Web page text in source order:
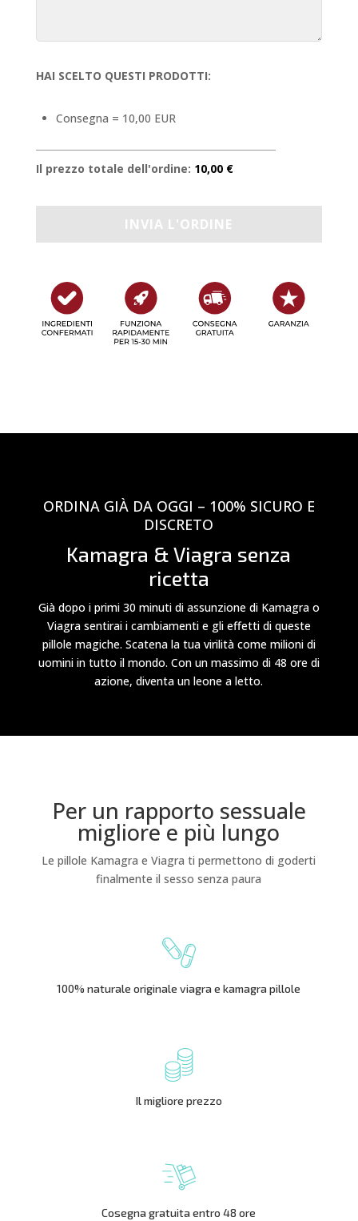
HAI SCELTO QUESTI PRODOTTI:
Consegna = 10,00 EUR
Il prezzo totale dell'ordine: 10,00 €
ORDINA GIÀ DA OGGI – 100% SICURO E
DISCRETO
Kamagra & Viagra senza
ricetta
Già dopo i primi 30 minuti di assunzione di Kamagra o
Viagra sentirai i cambiamenti e gli effetti di queste
pillole magiche. Scatena la tua virilità come milioni di
uomini in tutto il mondo. Con un massimo di 48 ore di
azione, diventa un leone a letto.
Per un rapporto sessuale
migliore e più lungo
Le pillole Kamagra e Viagra ti permettono di goderti
finalmente il sesso senza paura
100% naturale originale viagra e kamagra pillole
Il migliore prezzo
Cosegna gratuita entro 48 ore